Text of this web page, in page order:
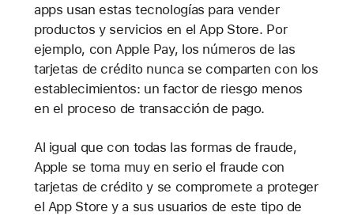
apps usan estas tecnologías para vender
productos y servicios en el App Store. Por
ejemplo, con Apple Pay, los números de las
tarjetas de crédito nunca se comparten con los
establecimientos: un factor de riesgo menos
en el proceso de transacción de pago.
Al igual que con todas las formas de fraude,
Apple se toma muy en serio el fraude con
tarjetas de crédito y se compromete a proteger
el App Store y a sus usuarios de este tipo de